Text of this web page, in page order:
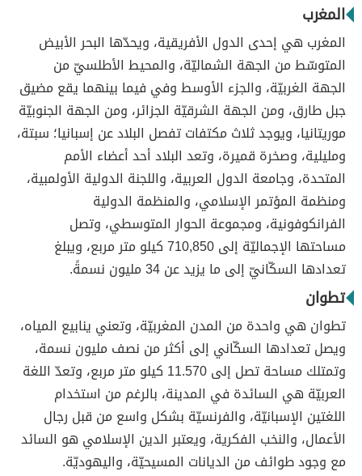
المغرب
المغرب هي إحدى الدول الأفريقية، ويحدّها البحر الأبيض
المتوسّط من الجهة الشماليّة، والمحيط الأطلسيّ من
الجهة الغربيّة، والجزء الأوسط وفي فيما بينهما يقع مضيق
جبل طارق، ومن الجهة الشرقيّة الجزائر، ومن الجهة الجنوبيّة
موريتانيا، ويوجد ثلاث مكتفات تفصل البلاد عن إسبانيا؛ سبتة،
ومليلية، وصخرة قميرة، وتعد البلاد أحد أعضاء الأمم
المتحدة، وجامعة الدول العربية، واللجنة الدولية الأولمبية،
ومنظمة المؤتمر الإسلامي، والمنظمة الدولية
الفرانكوفونية، ومجموعة الحوار المتوسطي، وتصل
مساحتها الإجماليّة إلى 710,850 كيلو متر مربع، ويبلغ
تعدادها السكّانيّ إلى ما يزيد عن 34 مليون نسمةً.
تطوان
تطوان هي واحدة من المدن المغربيّة، وتعني ينابيع المياه،
ويصل تعدادها السكّاني إلى أكثر من نصف مليون نسمة،
وتمتلك مساحة تصل إلى 11.570 كيلو متر مربع، وتعدّ اللغة
العربيّة هي السائدة في المدينة، بالرغم من استخدام
اللغتين الإسبانيّة، والفرنسيّة بشكل واسع من قبل رجال
الأعمال، والنخب الفكرية، ويعتبر الدين الإسلامي هو السائد
مع وجود طوائف من الديانات المسيحيّة، واليهوديّة.